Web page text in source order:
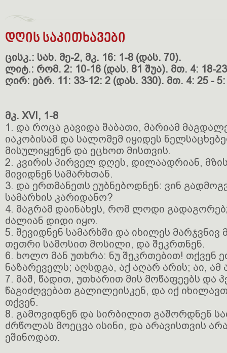
დღის საკითხავები
ცისკ.: სახ. მე-2, მკ. 16: 1-8 (დას. 70).
ლიტ.: რომ. 2: 10-16 (დას. 81 შუა). მთ. 4: 18-
ღირ: ებრ. 11: 33-12: 2 (დას. 330). მთ. 4: 25 -
მკ. XVI, 1-8
1. და როცა გავიდა შაბათი, მარიამ
იაკობისამ და სალომემ იყიდეს
მისულიყვნენ და ეცხოთ მისთვის.
2. კვირის პირველ დღეს, დილაადრიან,
მივიდნენ სამარხთან.
3. და ერთმანეთს ეუბნებოდნენ: ვინ
სამარხის კარიდანო?
4. მაგრამ დაინახეს, რომ ლოდი
ძალიან დიდი იყო.
5. შევიდნენ სამარხში და იხილეს მარჯვნივ
თეთრი სამოსით მოსილი, და შეკრთნენ.
6. ხოლო მან უთხრა: ნუ შეკრთებით! თქვენ
ნაზარეველს; აღსდგა, აქ აღარ არის; აი, ამ
7. მაშ, წადით, უთხარით მის მოწაფეებს და
წაგიძღვებათ გალილეისკენ, და იქ
თქვენ.
8. გამოვიდნენ და სირბილით გაშორდნენ
ძრწოლას მოეცვა ისინი, და არავისთვის
ეშინოდათ.